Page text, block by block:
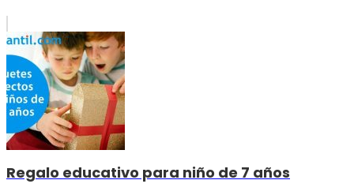
Regalo educativo para niño de 7 años